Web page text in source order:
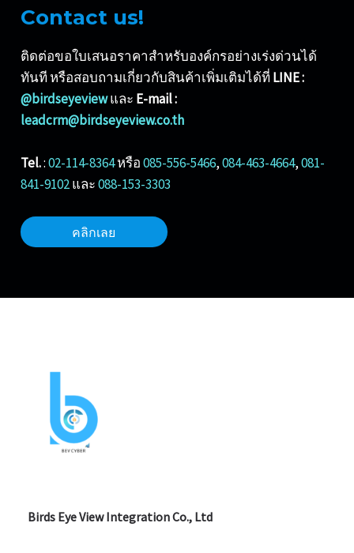
Contact us!
ติดต่อขอใบเสนอราคาสำหรับองค์กรอย่างเร่งด่วนได้
ทันที หรือสอบถามเกี่ยวกับสินค้าเพิ่มเติมได้ที่ LINE :
@birdseyeviewและ E-mail :
leadcrm@birdseyeview.co.th
Tel.:02-114-8364หรือ085-556-5466,084-463-4664,081-
841-9102และ088-153-3303
คลิกเลย
Birds Eye View Integration Co., Ltd